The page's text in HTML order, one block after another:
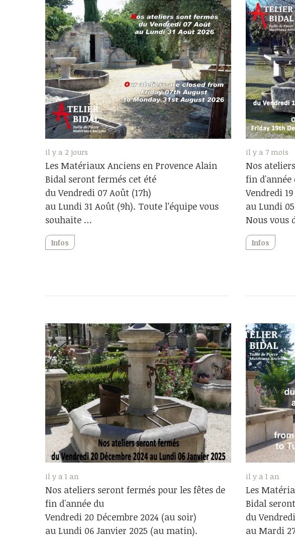
il y a 2 jours
Les Matériaux Anciens en Provence Alain
Bidal seront fermés cet été
du Vendredi 07 Août (17h)
au Lundi 31 Août (9h). Toute l’équipe vous
souhaite …
Infos
il y a 7 mois
Nos
fin d'année
Vendredi
au Lundi
Nous vous
Infos
il y a 1 an
Nos ateliers seront fermés pour les fêtes de
fin d'année du
Vendredi 20 Décembre 2024 (au soir)
au Lundi 06 Janvier 2025 (au matin).
il y a 1 an
Les
Bidal
du
au Mardi